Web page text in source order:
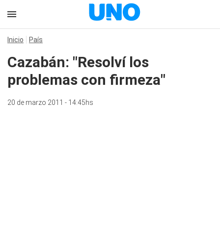
Inicio País
Cazabán: "Resolví los
problemas con firmeza"
20 de marzo 2011 - 14:45hs